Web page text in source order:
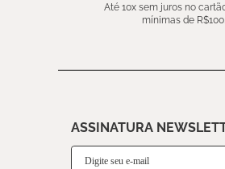
Até 10x sem juros no
mínimas de
ASSINATURA